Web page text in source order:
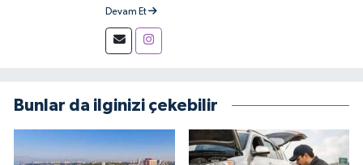
yürüyüş yapmak, kitap okumak ve gündemi
Devam Et
Bunlar da ilginizi çekebilir